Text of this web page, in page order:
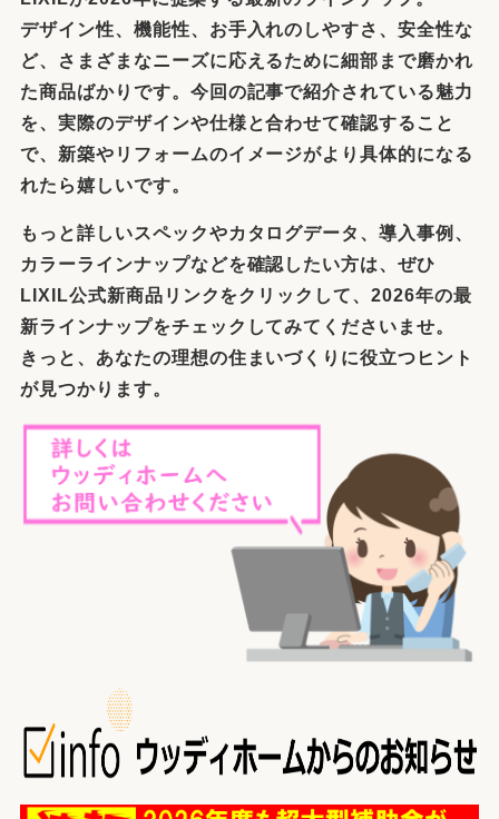
デザイン性、機能性、お手入れのしやすさ、安全性な
ど、さまざまなニーズに応えるために細部まで磨かれ
た商品ばかりです。今回の記事で紹介されている魅力
を、実際のデザインや仕様と合わせて確認すること
で、新築やリフォームのイメージがより具体的になる
れたら嬉しいです。
もっと詳しいスペックやカタログデータ、導入事例、
カラーラインナップなどを確認したい方は、ぜひ
LIXIL公式新商品リンクをクリックして、2026年の最
新ラインナップをチェックしてみてくださいませ。
きっと、あなたの理想の住まいづくりに役立つヒント
が見つかります。